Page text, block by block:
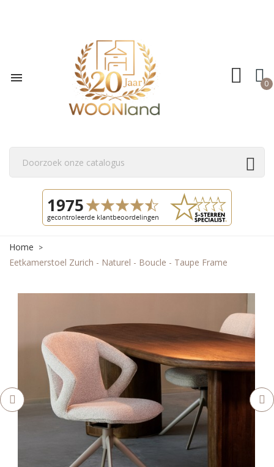
 0
Home
Eetkamerstoel Zurich - Naturel - Boucle - Taupe Frame